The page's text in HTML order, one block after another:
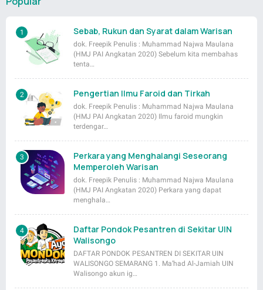
Sebab, Rukun dan Syarat dalam Warisan
dok. Freepik Penulis : Muhammad Najwa Maulana
(HMJ PAI Angkatan 2020) Sebelum kita membahas
tenta…
Pengertian Ilmu Faroid dan Tirkah
dok. Freepik Penulis : Muhammad Najwa Maulana
(HMJ PAI Angkatan 2020) Ilmu faroid mungkin
terdengar…
Perkara yang Menghalangi Seseorang
Memperoleh Warisan
dok. Freepik Penulis : Muhammad Najwa Maulana
(HMJ PAI Angkatan 2020) Perkara yang dapat
menghala…
Daftar Pondok Pesantren di Sekitar UIN
Walisongo
DAFTAR PONDOK PESANTREN DI SEKITAR UIN
WALISONGO SEMARANG 1. Ma’had Al-Jamiah UIN
Walisongo akun ig…